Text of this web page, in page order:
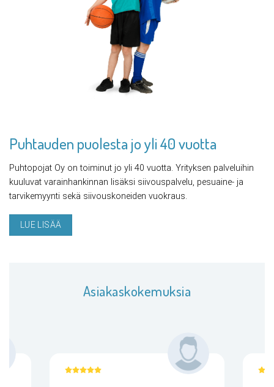
Puhtauden puolesta jo yli 40 vuotta
Puhtopojat Oy on toiminut jo yli 40 vuotta. Yrityksen palveluihin
kuuluvat varainhankinnan lisäksi siivouspalvelu, pesuaine- ja
tarvikemyynti sekä siivouskoneiden vuokraus.
LUE LISÄÄ
Asiakaskokemuksia